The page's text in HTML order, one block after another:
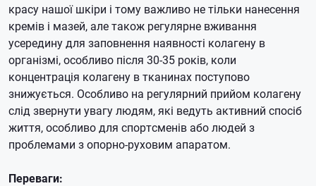
красу нашої шкіри і тому важливо не тільки нанесення
кремів і мазей, але також регулярне вживання
усередину для заповнення наявності колагену в
організмі, особливо після 30-35 років, коли
концентрація колагену в тканинах поступово
знижується. Особливо на регулярний прийом колагену
слід звернути увагу людям, які ведуть активний спосіб
життя, особливо для спортсменів або людей з
проблемами з опорно-руховим апаратом.
Переваги: